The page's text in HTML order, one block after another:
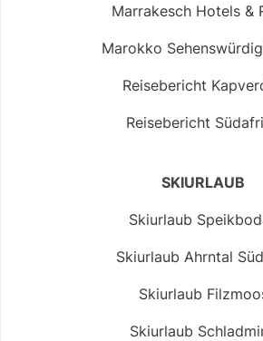
Marrakesch Hotels &
Marokko
Reisebericht
Reisebericht
SKIURLAUB
Skiurlaub
Skiurlaub Ahrntal
Skiurlaub
Skiurlaub